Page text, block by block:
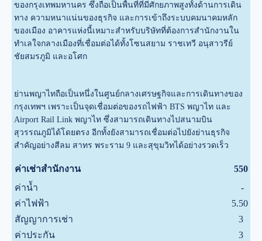
ของกรุงเทพมหานคร ซึ่งถือเป็นพื้นที่ที่มีศักยภาพสูงทั้งด้านการเดิน
ทาง ความหนาแน่นของธุรกิจ และการเข้าถึงระบบคมนาคมหลัก
ของเมือง อาคารแห่งนี้เหมาะสำหรับบริษัทที่ต้องการสำนักงานใน
ทำเลใจกลางเมืองที่เชื่อมต่อได้ทั้งโซนสยาม ราชเทวี อนุสาวรีย์
ชัยสมรภูมิ และอโศก
ย่านพญาไทถือเป็นหนึ่งในศูนย์กลางเศรษฐกิจและการเดินทางของ
กรุงเทพฯ เพราะเป็นจุดเชื่อมต่อของรถไฟฟ้า BTS พญาไท และ
Airport Rail Link พญาไท ซึ่งสามารถเดินทางไปสนามบิน
สุวรรณภูมิได้โดยตรง อีกทั้งยังสามารถเชื่อมต่อไปยังย่านธุรกิจ
สำคัญอย่างสีลม สาทร พระราม 9 และสุขุมวิทได้อย่างรวดเร็ว
ค่าเช่าสำนักงาน 550
ค่าน้ำ -
ค่าไฟฟ้า
5.50
สัญญาการเช่า
3
ค่าประกัน
3